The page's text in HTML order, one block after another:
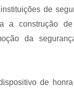
de
a construção
da
de